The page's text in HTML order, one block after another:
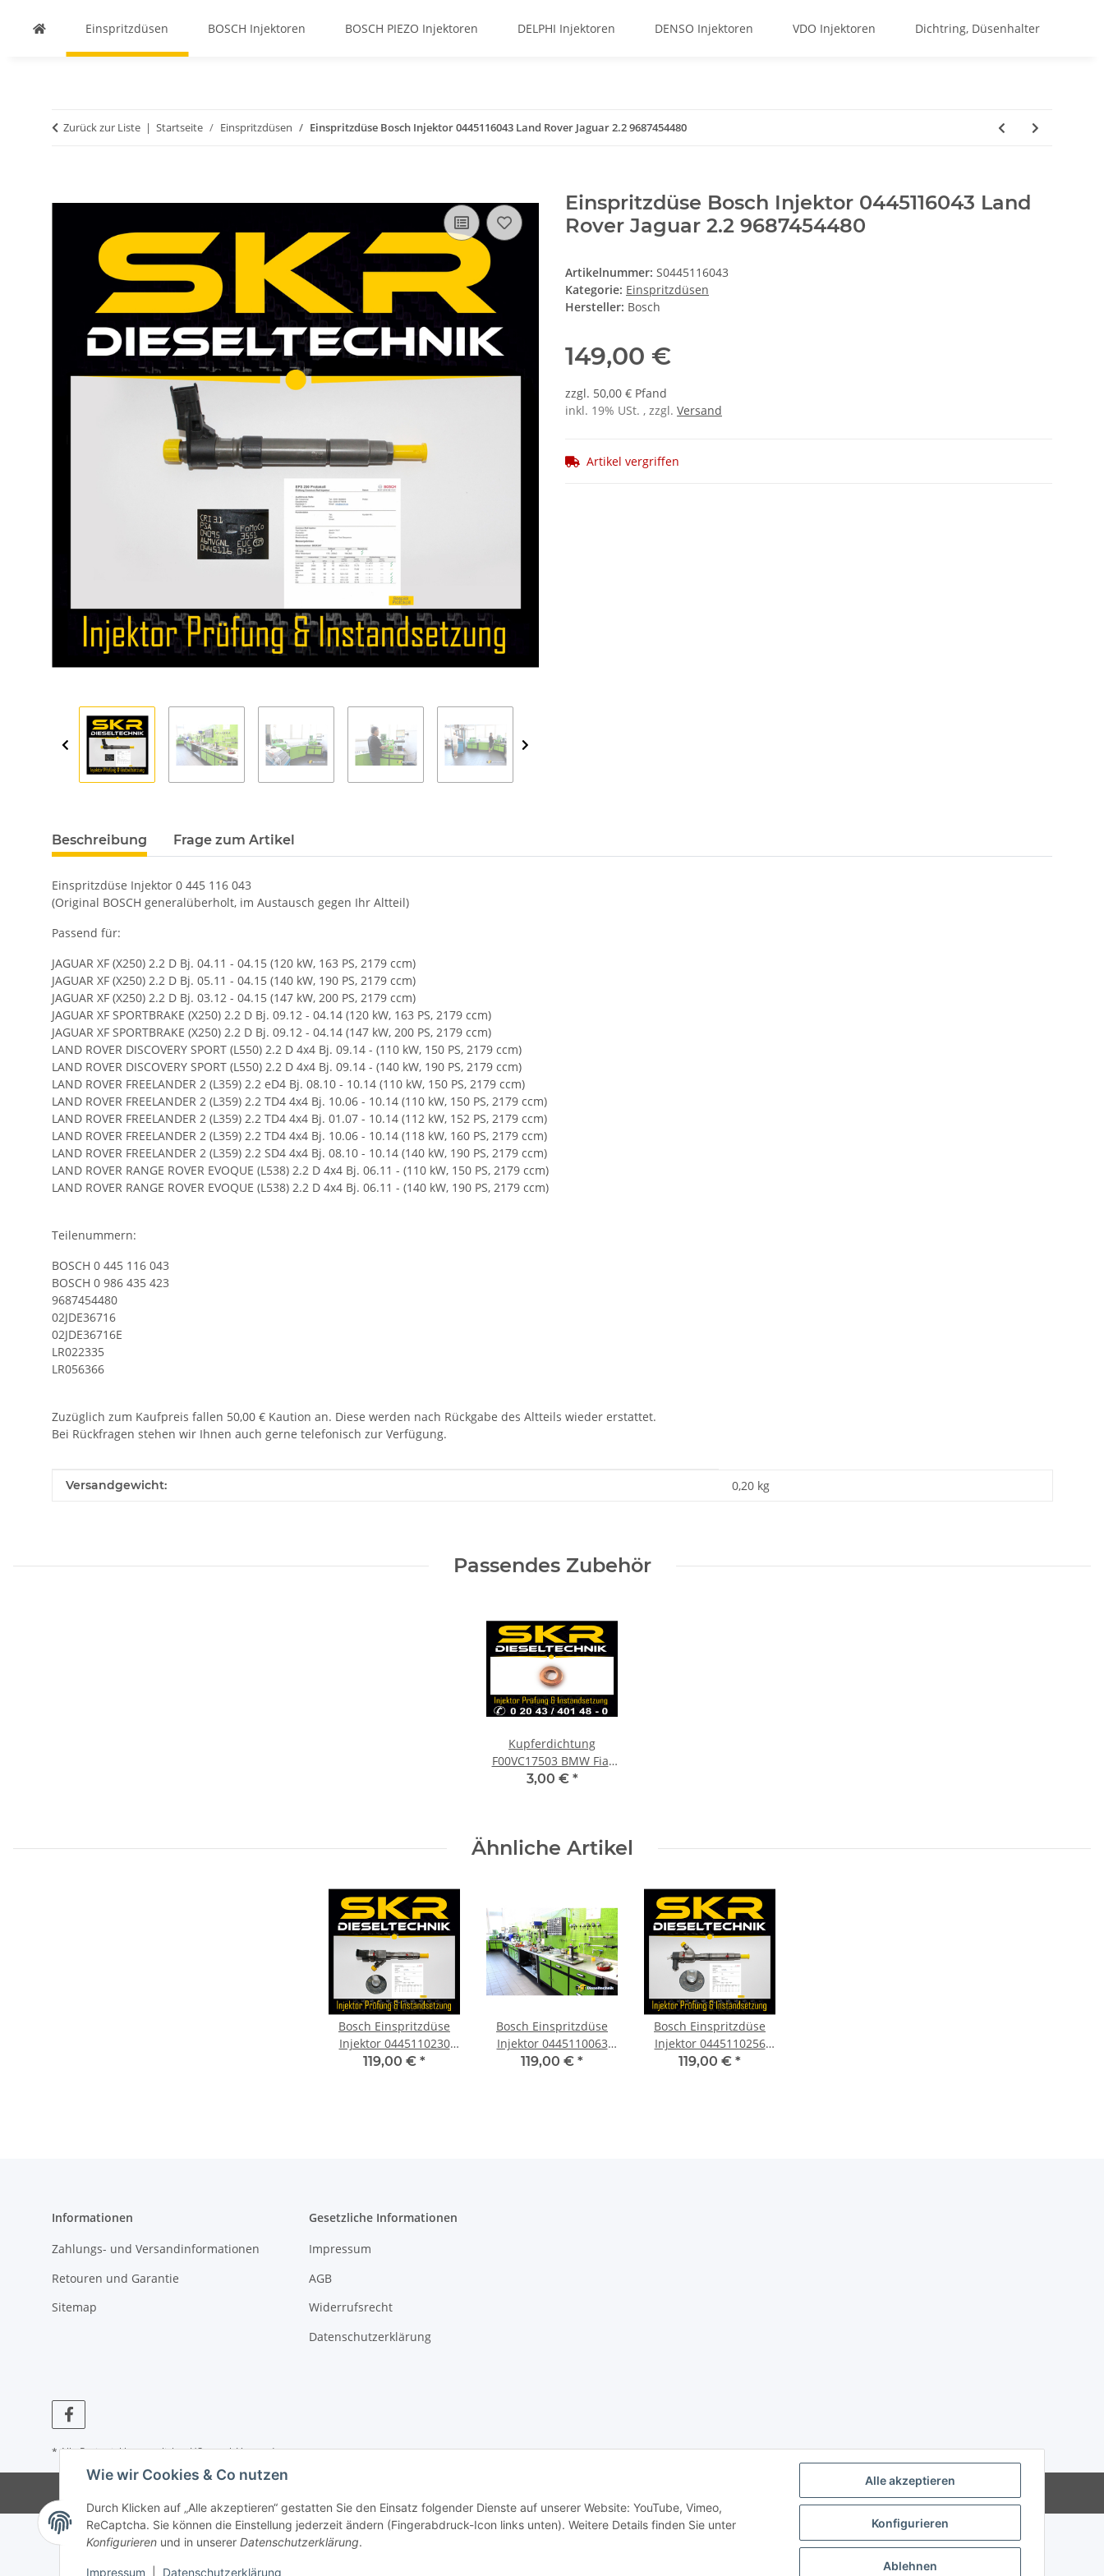
Alle akzeptieren
Konfigurieren
Ablehnen
Wie wir Cookies & Co nutzen
Durch Klicken auf „Alle akzeptieren“ gestatten Sie den Einsatz folgender Dienste auf unserer Website: YouTube, Vimeo,
ReCaptcha. Sie können die Einstellung jederzeit ändern (Fingerabdruck-Icon links unten). Weitere Details finden Sie unter
Konfigurieren und in unserer Datenschutzerklärung.
Impressum Datenschutzerklärung
Einspritzdüsen BOSCH Injektoren BOSCH PIEZO Injektoren DELPHI Injektoren DENSO Injektoren VDO Injektoren Dichtring, Düsenhalter
Zurück zur Liste Startseite Einspritzdüsen Einspritzdüse Bosch Injektor 0445116043 Land Rover Jaguar 2.2 9687454480
Einspritzdüse Bosch Injektor 0445116043 Land
Rover Jaguar 2.2 9687454480
Artikelnummer: S0445116043
Kategorie: Einspritzdüsen
Hersteller: Bosch
149,00 €
zzgl. 50,00 € Pfand
inkl. 19% USt. , zzgl. Versand
Artikel vergriffen
Beschreibung Frage zum Artikel
Einspritzdüse Injektor 0 445 116 043
(Original BOSCH generalüberholt, im Austausch gegen Ihr Altteil)
Passend für:
JAGUAR XF (X250) 2.2 D Bj. 04.11 - 04.15 (120 kW, 163 PS, 2179 ccm)
JAGUAR XF (X250) 2.2 D Bj. 05.11 - 04.15 (140 kW, 190 PS, 2179 ccm)
JAGUAR XF (X250) 2.2 D Bj. 03.12 - 04.15 (147 kW, 200 PS, 2179 ccm)
JAGUAR XF SPORTBRAKE (X250) 2.2 D Bj. 09.12 - 04.14 (120 kW, 163 PS, 2179 ccm)
JAGUAR XF SPORTBRAKE (X250) 2.2 D Bj. 09.12 - 04.14 (147 kW, 200 PS, 2179 ccm)
LAND ROVER DISCOVERY SPORT (L550) 2.2 D 4x4 Bj. 09.14 - (110 kW, 150 PS, 2179 ccm)
LAND ROVER DISCOVERY SPORT (L550) 2.2 D 4x4 Bj. 09.14 - (140 kW, 190 PS, 2179 ccm)
LAND ROVER FREELANDER 2 (L359) 2.2 eD4 Bj. 08.10 - 10.14 (110 kW, 150 PS, 2179 ccm)
LAND ROVER FREELANDER 2 (L359) 2.2 TD4 4x4 Bj. 10.06 - 10.14 (110 kW, 150 PS, 2179 ccm)
LAND ROVER FREELANDER 2 (L359) 2.2 TD4 4x4 Bj. 01.07 - 10.14 (112 kW, 152 PS, 2179 ccm)
LAND ROVER FREELANDER 2 (L359) 2.2 TD4 4x4 Bj. 10.06 - 10.14 (118 kW, 160 PS, 2179 ccm)
LAND ROVER FREELANDER 2 (L359) 2.2 SD4 4x4 Bj. 08.10 - 10.14 (140 kW, 190 PS, 2179 ccm)
LAND ROVER RANGE ROVER EVOQUE (L538) 2.2 D 4x4 Bj. 06.11 - (110 kW, 150 PS, 2179 ccm)
LAND ROVER RANGE ROVER EVOQUE (L538) 2.2 D 4x4 Bj. 06.11 - (140 kW, 190 PS, 2179 ccm)
Teilenummern:
BOSCH 0 445 116 043
BOSCH 0 986 435 423
9687454480
02JDE36716
02JDE36716E
LR022335
LR056366
Zuzüglich zum Kaufpreis fallen 50,00 € Kaution an. Diese werden nach Rückgabe des Altteils wieder erstattet.
Bei Rückfragen stehen wir Ihnen auch gerne telefonisch zur Verfügung.
Produkteigenschaft
Wert
Versandgewicht: 0,20 kg
Passendes Zubehör
Kupferdichtung
F00VC17503 BMW Fiat
Opel Dichtring
3,00 € *
Ähnliche Artikel
Bosch Einspritzdüse
Injektor 0445110230
Laguna Renault 1.9 dCi
119,00 € *
Bosch Einspritzdüse
Injektor 0445110063
Opel Movano 2.2 DTI
119,00 € *
Bosch Einspritzdüse
Injektor 0445110256
Hyundai i30 1.6 CRDi
119,00 € *
Informationen
Zahlungs- und Versandinformationen
Retouren und Garantie
Sitemap
Gesetzliche Informationen
Impressum
AGB
Widerrufsrecht
Datenschutzerklärung
* Alle Preise inkl. gesetzlicher USt., zzgl.Versand